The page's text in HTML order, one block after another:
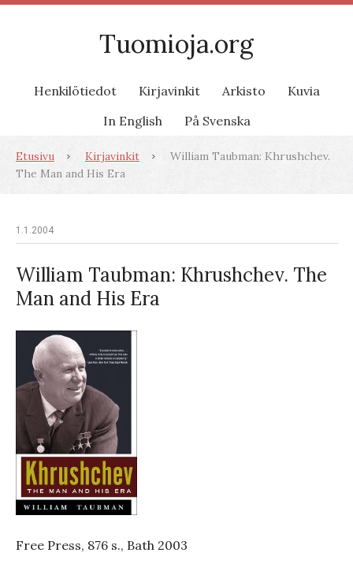
Tuomioja.org
Henkilötiedot Kirjavinkit Arkisto
Kuvia
In English
På Svenska
Etusivu Kirjavinkit
William Taubman: Khrushchev.
The Man and His Era
1.1.2004
William Taubman: Khrushchev. The
Man and His Era
Free Press, 876 s., Bath 2003